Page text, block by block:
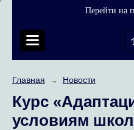
Перейти на
Главная → Новости
Курс
условиям